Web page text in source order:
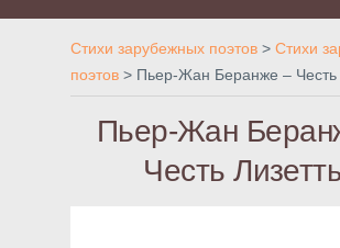
Стихи зарубежных поэтов > Стихи
поэтов > Пьер-Жан Беранже – Честь
Пьер-Жан
Честь